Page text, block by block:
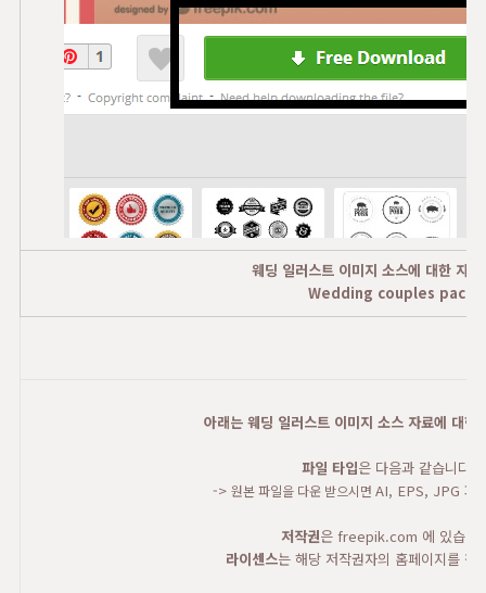
웨딩 일러스트 이미지 소스에 대한 자료
Wedding couples pack
아래는 웨딩 일러스트 이미지 소스 자료에 대
파일 타입은 다음과 같습니다.
-> 원본 파일을 다운 받으시면 AI, EPS, JPG 파
저작권은 freepik.com 에 있습니
라이센스는 해당 저작권자의 홈페이지를 참